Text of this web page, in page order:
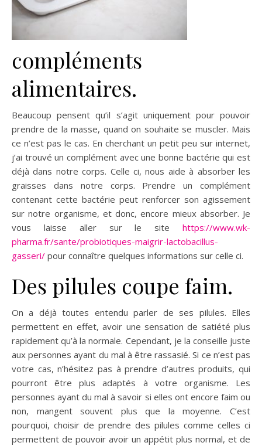
compléments
alimentaires.
Beaucoup pensent qu’il s’agit uniquement pour pouvoir
prendre de la masse, quand on souhaite se muscler. Mais
ce n’est pas le cas. En cherchant un petit peu sur internet,
j’ai trouvé un complément avec une bonne bactérie qui est
déjà dans notre corps. Celle ci, nous aide à absorber les
graisses dans notre corps. Prendre un complément
contenant cette bactérie peut renforcer son agissement
sur notre organisme, et donc, encore mieux absorber. Je
vous laisse aller sur le site https://www.wk-
pharma.fr/sante/probiotiques-maigrir-lactobacillus-
gasseri/ pour connaître quelques informations sur celle ci.
Des pilules coupe faim.
On a déjà toutes entendu parler de ses pilules. Elles
permettent en effet, avoir une sensation de satiété plus
rapidement qu’à la normale. Cependant, je la conseille juste
aux personnes ayant du mal à être rassasié. Si ce n’est pas
votre cas, n’hésitez pas à prendre d’autres produits, qui
pourront être plus adaptés à votre organisme. Les
personnes ayant du mal à savoir si elles ont encore faim ou
non, mangent souvent plus que la moyenne. C’est
pourquoi, choisir de prendre des pilules comme celles ci
permettent de pouvoir avoir un appétit plus normal, et de